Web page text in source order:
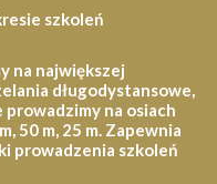
szkoleń
na największej
długodystansowe,
na osiach
50 m, 25 m. Zapewnia
prowadzenia szkoleń